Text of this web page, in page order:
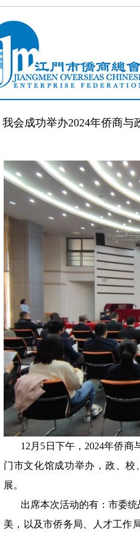
我会成功举办2024年侨商与
12月5日下午，2024年侨
门市文化馆成功举办，政、
展。
出席本次活动的有：市委
美，以及市侨务局、人才工作